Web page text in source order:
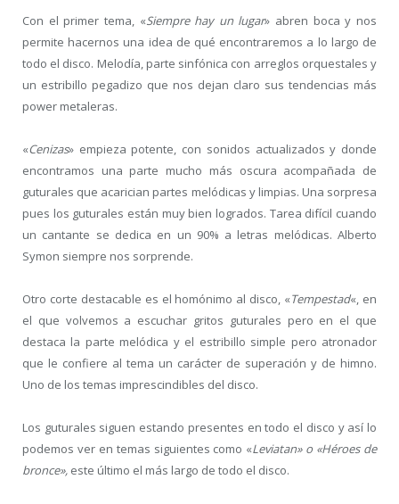
Con el primer tema, «Siempre hay un lugar» abren boca y nos
permite hacernos una idea de qué encontraremos a lo largo de
todo el disco. Melodía, parte sinfónica con arreglos orquestales y
un estribillo pegadizo que nos dejan claro sus tendencias más
power metaleras.
«Cenizas» empieza potente, con sonidos actualizados y donde
encontramos una parte mucho más oscura acompañada de
guturales que acarician partes melódicas y limpias. Una sorpresa
pues los guturales están muy bien logrados. Tarea difícil cuando
un cantante se dedica en un 90% a letras melódicas. Alberto
Symon siempre nos sorprende.
Otro corte destacable es el homónimo al disco, «Tempestad«, en
el que volvemos a escuchar gritos guturales pero en el que
destaca la parte melódica y el estribillo simple pero atronador
que le confiere al tema un carácter de superación y de himno.
Uno de los temas imprescindibles del disco.
Los guturales siguen estando presentes en todo el disco y así lo
podemos ver en temas siguientes como «Leviatan» o «Héroes de
bronce», este último el más largo de todo el disco.